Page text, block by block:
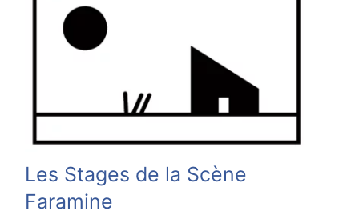
Les Stages de la Scène
Faramine